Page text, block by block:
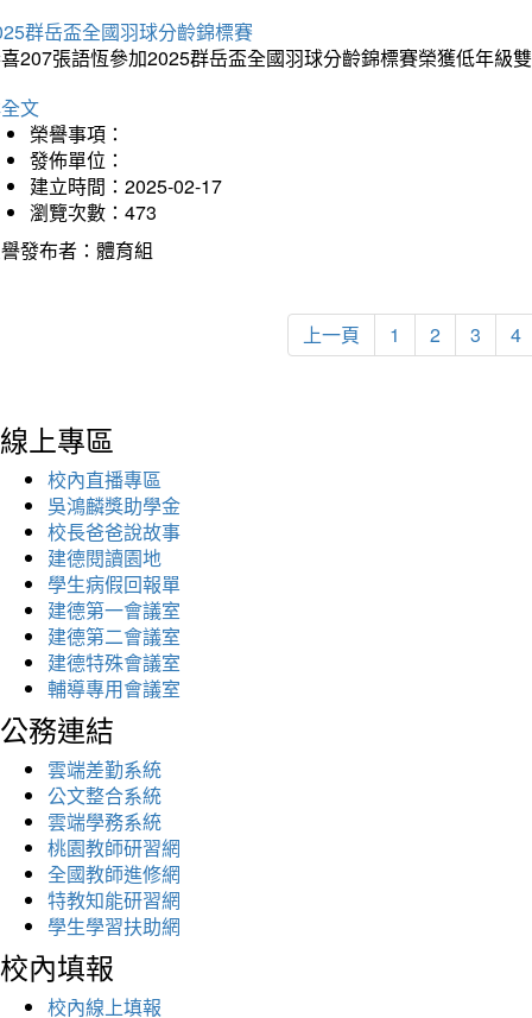
群岳盃全國羽球分齡錦標賽
207張語恆參加2025群岳盃全國羽球分齡錦標賽榮獲低年級
文
榮譽事項：
發佈單位：
建立時間：2025-02-17
瀏覽次數：473
發布者：體育組
上一頁 1 2 3 4
線上專區
校內直播專區
吳鴻麟獎助學金
校長爸爸說故事
建德閱讀園地
學生病假回報單
建德第一會議室
建德第二會議室
建德特殊會議室
輔導專用會議室
公務連結
雲端差勤系統
公文整合系統
雲端學務系統
桃園教師研習網
全國教師進修網
特教知能研習網
學生學習扶助網
校內填報
校內線上填報